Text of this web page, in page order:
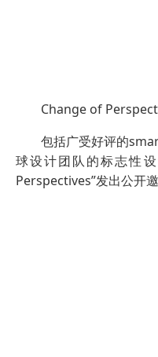
Change of
包括广受好评的
球设计团队的标志性
Perspectives”发出公开